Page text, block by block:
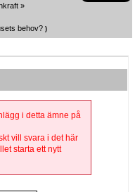
»
behov? )
i detta ämne på
vill svara i det här
starta ett nytt